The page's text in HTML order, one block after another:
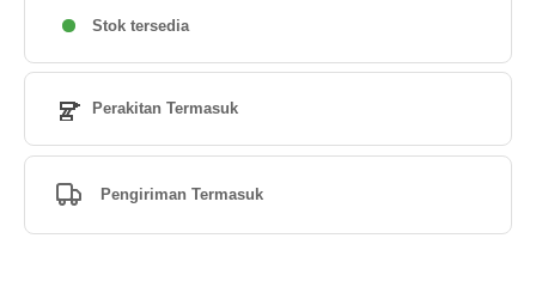
Stok tersedia
Perakitan Termasuk
Pengiriman Termasuk